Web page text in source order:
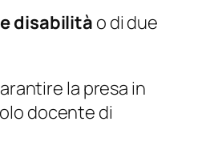
disabilità o di due
la presa in
docente di